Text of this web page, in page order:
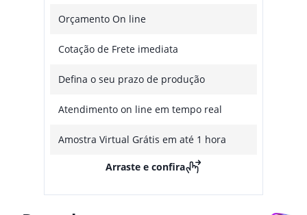
Orçamento On line
Cotação de Frete imediata
Defina o seu prazo de produção
Atendimento on line em tempo real
Amostra Virtual Grátis em até 1 hora
Arraste e confira